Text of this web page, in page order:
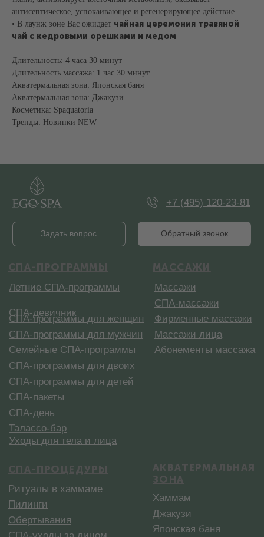
Купить сертификат
антисептическое, успокаивающее и регенерирующее действие
• В лаунж зоне Вас ожидает чайная церемония травяной
чай с кедровыми орешками и медом
Длительность: 4 часа 30 минут
Длительность массажа: 1 час 30 минут
Акватермальная зона: Японская баня
Акватермальная зона: Джакузи
Косметика: Spaquatoria
Тренды: Новинки NEW